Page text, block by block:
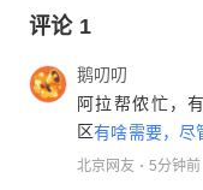
评论 1
鹅叨叨
阿拉帮侬忙，
区有啥需要，尽
北京网友 5分钟前